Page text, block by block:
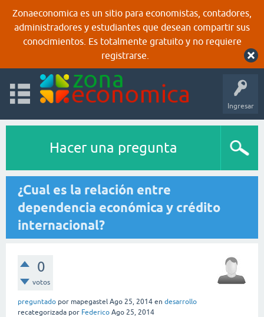
Zonaeconomica es un sitio para economistas, contadores,
administradores y estudiantes que desean compartir sus
conocimientos. Es totalmente gratuito y no requiere
registrarse.
Ingresar
Hacer una pregunta
¿Cual es la relación entre
dependencia económica y crédito
internacional?
0
votos
preguntado por mapegastel Ago 25, 2014 en desarrollo
recategorizada por Federico Ago 25, 2014